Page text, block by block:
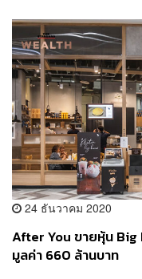
24 ธันวาคม 2020
After You ขายหุ้น Big
มูลค่า 660 ล้านบาท